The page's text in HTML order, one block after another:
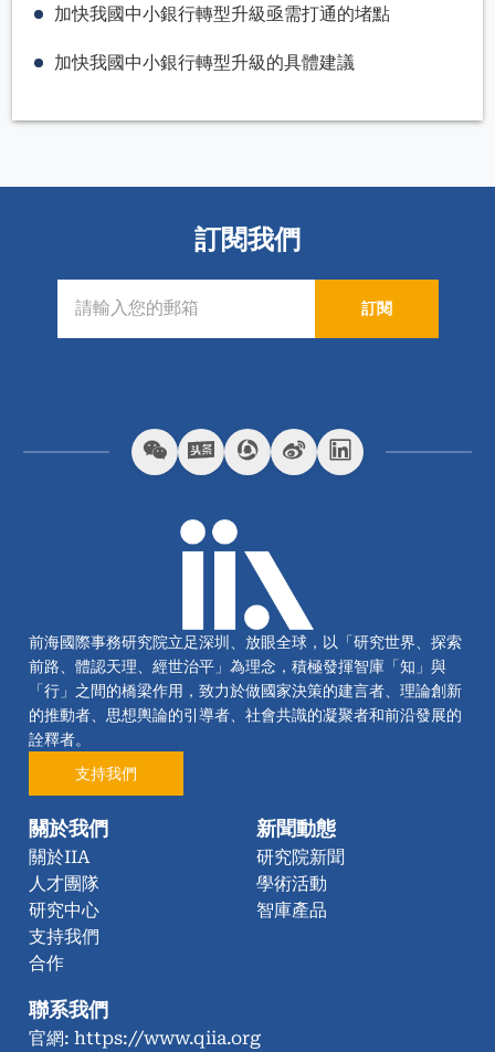
加快我國中小銀行轉型升級亟需打通的堵點
加快我國中小銀行轉型升級的具體建議
訂閱我們
訂閱
前海國際事務研究院立足深圳、放眼全球，以「研究世界、探索
前路、體認天理、經世治平」為理念，積極發揮智庫「知」與
「行」之間的橋梁作用，致力於做國家決策的建言者、理論創新
的推動者、思想輿論的引導者、社會共識的凝聚者和前沿發展的
詮釋者。
支持我們
關於我們
關於IIA
人才團隊
研究中心
支持我們
合作
新聞動態
研究院新聞
學術活動
智庫產品
聯系我們
官網: https://www.qiia.org